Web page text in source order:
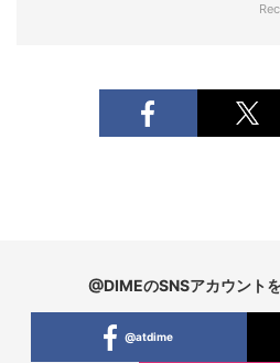
@DIMEのSNSアカウント
@atdime